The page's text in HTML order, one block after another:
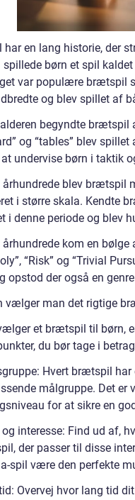
en lang historie, der
spillede børn et spil
var populære brætspil
og blev spillet af
begyndte brætspil
og “tables” blev
undervise børn i taktik
århundrede blev brætspil
i større skala. Kendte
i denne periode og blev
århundrede kom en
“Risk” og “Trivial
opstod der også en
vælger man det rigtige
et brætspil til børn,
du bør tage i
Hvert brætspil
målgruppe. Det
for at sikre en
interesse: Find ud af,
der passer til disse
spil være den perfekte
Overvej hvor lang tid